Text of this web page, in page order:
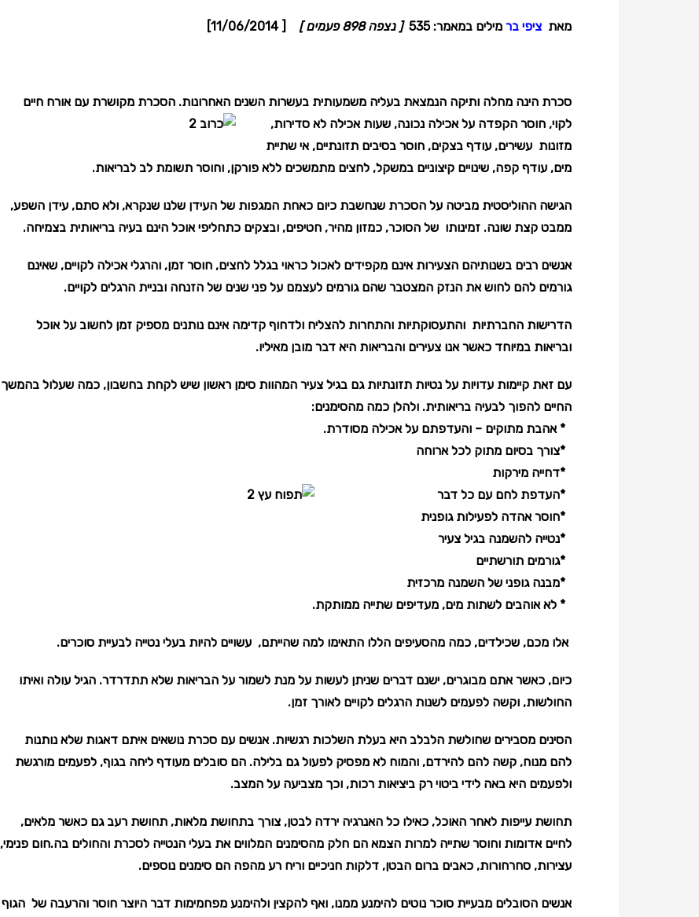
מאת ציפי בר מילים במאמר: 535 [נצפה 898 פעמים ]
[ 11/06/2014]
סכרת הינה מחלה ותיקה הנמצאת בעליה משמעותית בעשרות השנים האחרונות. הסכרת מקושרת עם אורח חיים
לקוי, חוסר הקפדה על אכילה נכונה, שעות אכילה לא סדירות,
מזונות עשירים, עודף בצקים, חוסר בסיבים תזונתיים, אי שתיית
מים, עודף קפה, שינויים קיצוניים במשקל, לחצים מתמשכים ללא פורקן, וחוסר תשומת לב לבריאות.
הגישה ההוליסטית מביטה על הסכרת שנחשבת כיום כאחת המגפות של העידן שלנו שנקרא, ולא סתם, עידן השפע,
ממבט קצת שונה. זמינותו של הסוכר, כמזון מהיר, חטיפים, ובצקים כתחליפי אוכל הינם בעיה בריאותית בצמיחה.
אנשים רבים בשנותיהם הצעירות אינם מקפידים לאכול כראוי בגלל לחצים, חוסר זמן, והרגלי אכילה לקויים, שאינם
גורמים להם לחוש את הנזק המצטבר שהם גורמים לעצמם על פני שנים של הזנחה ובניית הרגלים לקויים.
הדרישות החברתיות והתעסוקתיות והתחרות להצליח ולדחוף קדימה אינם נותנים מספיק זמן לחשוב על אוכל
ובריאות במיוחד כאשר אנו צעירים והבריאות היא דבר מובן מאיליו.
עם זאת קיימות עדויות על נטיות תזונתיות גם בגיל צעיר המהוות סימן ראשון שיש לקחת בחשבון, כמה שעלול בהמשך
החיים להפוך לבעיה בריאותית. ולהלן כמה מהסימנים:
* אהבת מתוקים – והעדפתם על אכילה מסודרת.
*צורך בסיום מתוק לכל ארוחה
*דחייה מירקות
*העדפת לחם עם כל דבר
*חוסר אהדה לפעילות גופנית
*נטייה להשמנה בגיל צעיר
*גורמים תורשתיים
*מבנה גופני של השמנה מרכזית
* לא אוהבים לשתות מים, מעדיפים שתייה ממותקת.
אלו מכם, שכילדים, כמה מהסעיפים הללו התאימו למה שהייתם, עשויים להיות בעלי נטייה לבעיית סוכרים.
כיום, כאשר אתם מבוגרים, ישנם דברים שניתן לעשות על מנת לשמור על הבריאות שלא תתדרדר. הגיל עולה ואיתו
החולשות, וקשה לפעמים לשנות הרגלים לקויים לאורך זמן.
הסינים מסבירים שחולשת הלבלב היא בעלת השלכות רגשיות. אנשים עם סכרת נושאים איתם דאגות שלא נותנות
להם מנוח, קשה להם להירדם, והמוח לא מפסיק לפעול גם בלילה. הם סובלים מעודף ליחה בגוף, לפעמים מורגשת
ולפעמים היא באה לידי ביטוי רק ביציאות רכות, וכך מצביעה על המצב.
תחושת עייפות לאחר האוכל, כאילו כל האנרגיה ירדה לבטן, צורך בתחושת מלאות, תחושת רעב גם כאשר מלאים,
לחיים אדומות וחוסר שתייה למרות הצמא הם חלק מהסימנים המלווים את בעלי הנטייה לסכרת והחולים בה.חום פנימי,
עצירות, סחרחורות, כאבים ברום הבטן, דלקות חניכיים וריח רע מהפה הם סימנים נוספים.
אנשים הסובלים מבעיית סוכר נוטים להימנע ממנו, ואף להקצין ולהימנע מפחמימות דבר היוצר חוסר והרעבה של הגוף